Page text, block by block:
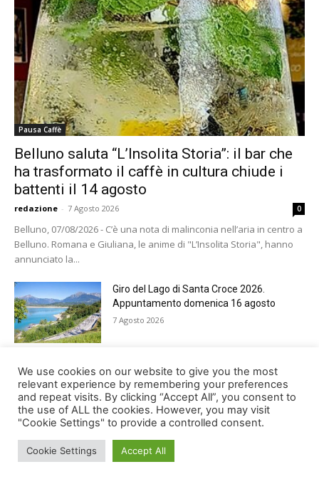
Pausa Caffè
Belluno saluta “L’Insolita Storia”: il bar che
ha trasformato il caffè in cultura chiude i
battenti il 14 agosto
redazione - 7 Agosto 2026 0
Belluno, 07/08/2026 - C’è una nota di malinconia nell’aria in centro a
Belluno. Romana e Giuliana, le anime di "L’Insolita Storia", hanno
annunciato la...
Giro del Lago di Santa Croce 2026.
Appuntamento domenica 16 agosto
7 Agosto 2026
Belluno rende omaggio ai cugini
Alessandro e Andrea Bristot
6 Agosto 2026
© Newspaper WordPress Theme by TagDiv
We use cookies on our website to give you the most
relevant experience by remembering your preferences
and repeat visits. By clicking “Accept All”, you consent to
the use of ALL the cookies. However, you may visit
"Cookie Settings" to provide a controlled consent.
Cookie Settings Accept All